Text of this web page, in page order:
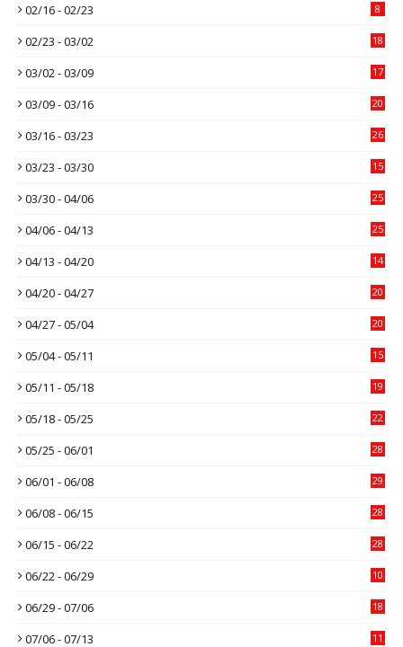
02/16 - 02/23 8
02/23 - 03/02 18
03/02 - 03/09 17
03/09 - 03/16 20
03/16 - 03/23 26
03/23 - 03/30 15
03/30 - 04/06 25
04/06 - 04/13 25
04/13 - 04/20 14
04/20 - 04/27 20
04/27 - 05/04 20
05/04 - 05/11 15
05/11 - 05/18 19
05/18 - 05/25 22
05/25 - 06/01 28
06/01 - 06/08 29
06/08 - 06/15 28
06/15 - 06/22 28
06/22 - 06/29 10
06/29 - 07/06 18
07/06 - 07/13 11